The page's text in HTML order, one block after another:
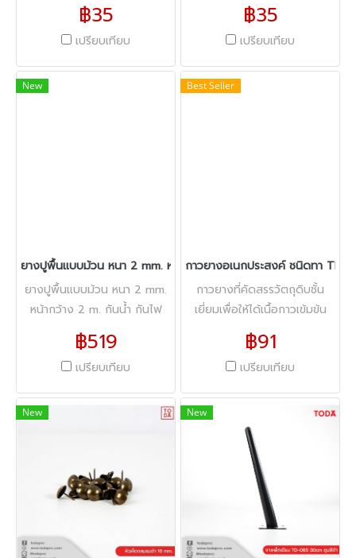
฿35
เปรียบเทียบ
฿35
เปรียบเทียบ
New
ยางปูพื้นแบบม้วน หนา 2 mm. หน้ากว้าง 2 m. กันน้ำ กันไฟลาม ทนรอ
ยางปูพื้นแบบม้วน หนา 2 mm.
หน้ากว้าง 2 m. กันน้ำ กันไฟ
ลาม ทนรอยขีดข่วน
฿519
เปรียบเทียบ
Best Seller
กาวยางอเนกประสงค์ ชนิดทา
กาวยางที่คัดสรรวัตถุดิบชั้น
เยี่ยมเพื่อให้ได้เนื้อกาวเข้มข้น
เหนียวติดหนึบ เน้นความคุ้มค่า
คุ้มราคา ใช้ยึดติดกับ พลาสติก
แผ่นลามิเนต หนังเทียม และวัสดุ
อื่นๆได้อีกหลากหลายชนิด
฿91
เปรียบเทียบ
New New